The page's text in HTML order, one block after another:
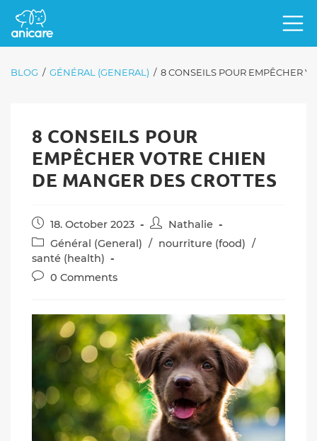
BLOG / GÉNÉRAL (GENERAL) / 8 CONSEILS POUR EMPÊCHER
8 CONSEILS POUR
EMPÊCHER VOTRE CHIEN
DE MANGER DES CROTTES
Post
published:
18. October 2023
Post
author:
Nathalie
Post
category:
Général (General) / nourriture (food) /
santé (health)
Post0 Comments